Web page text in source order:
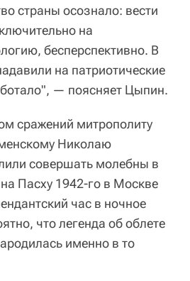
страны осознало: вести
на
бесперспективно. В
на патриотические
— поясняет Цыпин.
сражений митрополиту
Николаю
совершать молебны в
Пасху 1942-го в Москве
час в ночное
что легенда об облете
именно в то